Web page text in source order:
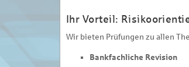
Ihr Vorteil:
Wir bieten Prüfungen zu allen
Bankfachliche Revision